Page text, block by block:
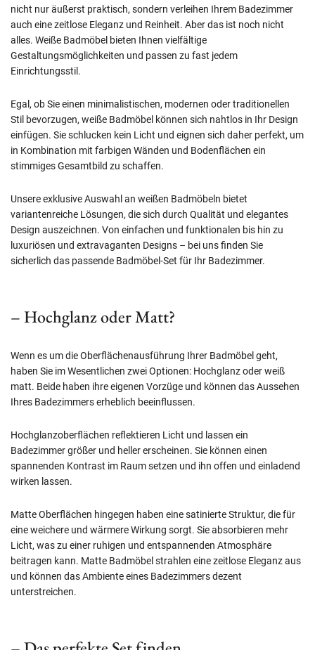
nicht nur äußerst praktisch, sondern verleihen Ihrem Badezimmer
auch eine zeitlose Eleganz und Reinheit. Aber das ist noch nicht
alles. Weiße Badmöbel bieten Ihnen vielfältige
Gestaltungsmöglichkeiten und passen zu fast jedem
Einrichtungsstil.
Egal, ob Sie einen minimalistischen, modernen oder traditionellen
Stil bevorzugen, weiße Badmöbel können sich nahtlos in Ihr Design
einfügen. Sie schlucken kein Licht und eignen sich daher perfekt, um
in Kombination mit farbigen Wänden und Bodenflächen ein
stimmiges Gesamtbild zu schaffen.
Unsere exklusive Auswahl an weißen Badmöbeln bietet
variantenreiche Lösungen, die sich durch Qualität und elegantes
Design auszeichnen. Von einfachen und funktionalen bis hin zu
luxuriösen und extravaganten Designs – bei uns finden Sie
sicherlich das passende Badmöbel-Set für Ihr Badezimmer.
– Hochglanz oder Matt?
Wenn es um die Oberflächenausführung Ihrer Badmöbel geht,
haben Sie im Wesentlichen zwei Optionen: Hochglanz oder weiß
matt. Beide haben ihre eigenen Vorzüge und können das Aussehen
Ihres Badezimmers erheblich beeinflussen.
Hochglanzoberflächen reflektieren Licht und lassen ein
Badezimmer größer und heller erscheinen. Sie können einen
spannenden Kontrast im Raum setzen und ihn offen und einladend
wirken lassen.
Matte Oberflächen hingegen haben eine satinierte Struktur, die für
eine weichere und wärmere Wirkung sorgt. Sie absorbieren mehr
Licht, was zu einer ruhigen und entspannenden Atmosphäre
beitragen kann. Matte Badmöbel strahlen eine zeitlose Eleganz aus
und können das Ambiente eines Badezimmers dezent
unterstreichen.